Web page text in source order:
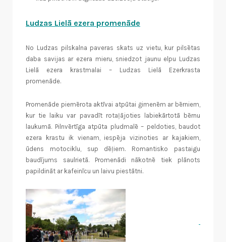
Ludzas Lielā ezera promenāde
No Ludzas pilskalna paveras skats uz vietu, kur pilsētas
daba savijas ar ezera mieru, sniedzot jaunu elpu Ludzas
Lielā ezera krastmalai – Ludzas Lielā Ezerkrasta
promenāde.
Promenāde piemērota aktīvai atpūtai ģimenēm ar bērniem,
kur tie laiku var pavadīt rotaļājoties labiekārtotā bērnu
laukumā. Pilnvērtīga atpūta pludmalē – peldoties, baudot
ezera krastu ik vienam, iespēja vizinoties ar kajakiem,
ūdens motociklu, sup dēļiem. Romantisko pastaigu
baudījums saulrietā. Promenādi nākotnē tiek plānots
papildināt ar kafeinīcu un laivu piestātni.